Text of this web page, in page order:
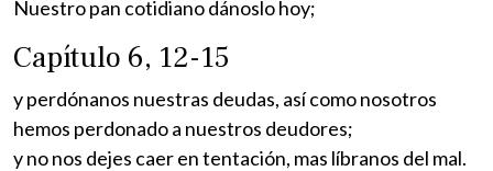
Nuestro pan cotidiano dánoslo hoy;
Capítulo 6, 12-15
y perdónanos nuestras deudas, así como nosotros
hemos perdonado a nuestros deudores;
y no nos dejes caer en tentación, mas líbranos del mal.